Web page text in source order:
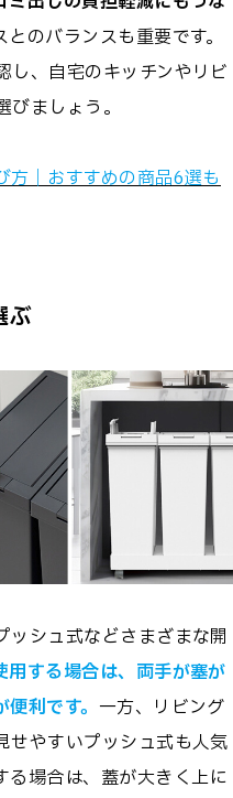
のバランスも重要です。
し、自宅のキッチンやリビ
ましょう。
方｜おすすめの商品6選も
ぶ
ッシュ式などさまざまな開
用する場合は、両手が塞が
利です。 一方、リビング
せやすいプッシュ式も人気
る場合は、蓋が大きく上に